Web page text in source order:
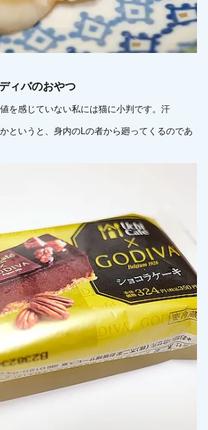
ィバのおやつ
を感じていない私には猫に小判です。汗
というと、身内のLの者から廻ってくるのであ